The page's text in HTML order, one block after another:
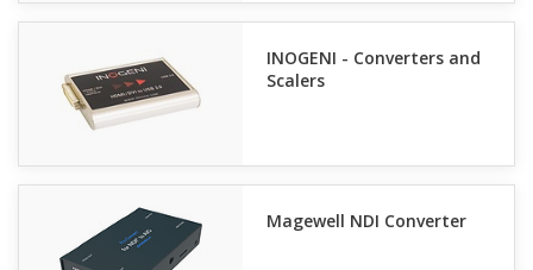
INOGENI - Converters and
Scalers
Magewell NDI Converter